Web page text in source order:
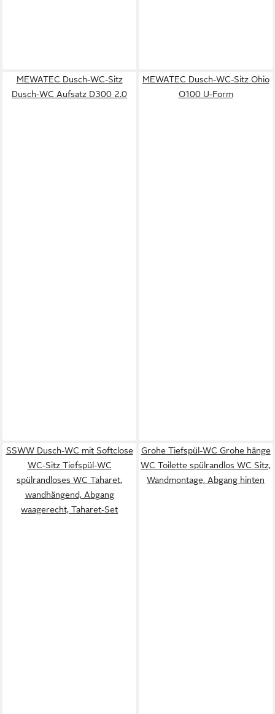
MEWATEC Dusch-WC-Sitz
Dusch-WC Aufsatz D300 2.0
MEWATEC Dusch-WC-Sitz Ohio
O100 U-Form
SSWW Dusch-WC mit Softclose
WC-Sitz Tiefspül-WC
spülrandloses WC Taharet,
wandhängend, Abgang
waagerecht, Taharet-Set
Grohe Tiefspül-WC Grohe hänge
WC Toilette spülrandlos WC Sitz,
Wandmontage, Abgang hinten